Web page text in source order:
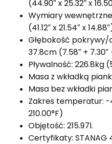
(44.90″ x 25.32″ x
Wymiary
(41.12″ x 21.54″ x
Głębokość pokrywy/
37.8cm (7.58″ + 7.30″
Pływalność: 226.8kg
Masa z wkładką
Masa bez wkładki
Zakres temperatur:
210.00°F)
Objętość: 215.97l.
Certyfikaty: STANAG